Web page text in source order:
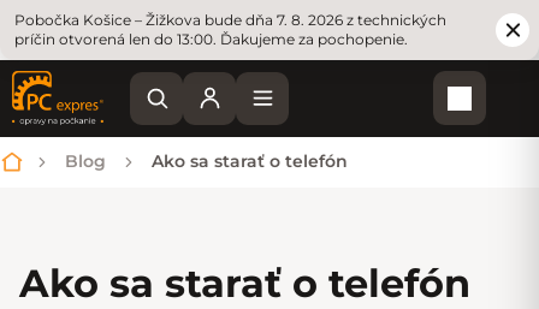
Pobočka Košice – Žižkova bude dňa 7. 8. 2026 z technických
príčin otvorená len do 13:00. Ďakujeme za pochopenie.
Domov
Blog Ako sa starať o telefón
Ako sa starať o telefón